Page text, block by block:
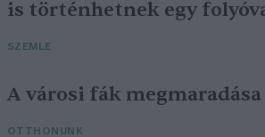
is történhetnek egy
SZEMLE
A városi fák
OTTHONUNK